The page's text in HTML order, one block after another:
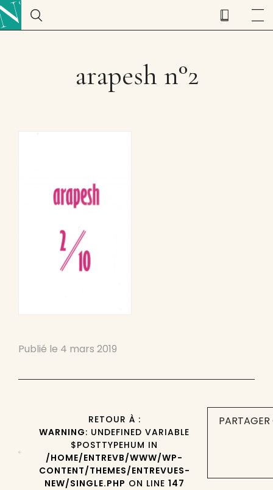
arapesh n°2
Publié le 4 mars 2019
RETOUR À :
WARNING: UNDEFINED VARIABLE
$POSTTYPEHUM IN
/HOME/ENTREVB/WWW/WP-
CONTENT/THEMES/ENTREVUES-
NEW/SINGLE.PHP ON LINE 147